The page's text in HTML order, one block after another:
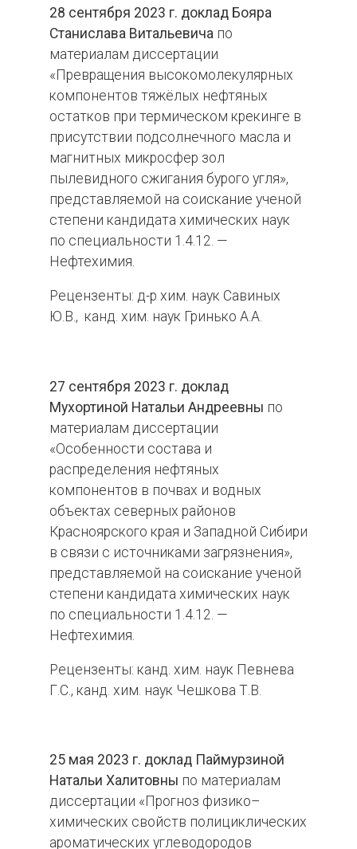
28 сентября 2023 г. доклад Бояра
Станислава Витальевича по
материалам диссертации
«Превращения высокомолекулярных
компонентов тяжёлых нефтяных
остатков при термическом крекинге в
присутствии подсолнечного масла и
магнитных микросфер зол
пылевидного сжигания бурого угля»,
представляемой на соискание ученой
степени кандидата химических наук
по специальности 1.4.12. —
Нефтехимия.
Рецензенты: д-р хим. наук Савиных
Ю.В., канд. хим. наук Гринько А.А.
27 сентября 2023 г. доклад
Мухортиной Натальи Андреевны по
материалам диссертации
«Особенности состава и
распределения нефтяных
компонентов в почвах и водных
объектах северных районов
Красноярского края и Западной Сибири
в связи с источниками загрязнения»,
представляемой на соискание ученой
степени кандидата химических наук
по специальности 1.4.12. —
Нефтехимия.
Рецензенты: канд. хим. наук Певнева
Г.С., канд. хим. наук Чешкова Т.В.
25 мая 2023 г. доклад Паймурзиной
Натальи Халитовны по материалам
диссертации «Прогноз физико–
химических свойств полициклических
ароматических углеводородов